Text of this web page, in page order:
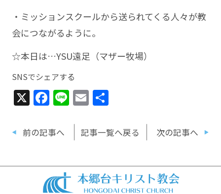
・ミッションスクールから送られてくる人々が教
会につながるように。
☆本日は…YSU遠足（マザー牧場）
SNSでシェアする
X Facebook
LineEmail
共
前の記事へ 記事一覧へ戻る 次の記事へ